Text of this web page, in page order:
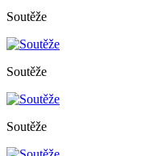
Soutěže
Soutěže
Soutěže